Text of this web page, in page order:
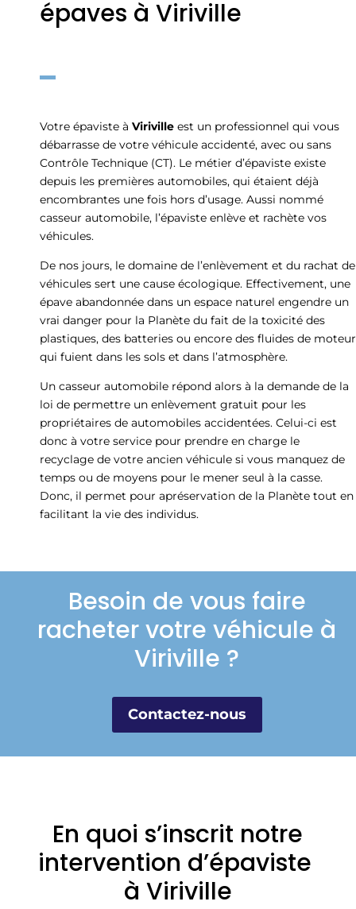
épaves à Viriville
Votre épaviste à Viriville est un professionnel qui vous
débarrasse de votre véhicule accidenté, avec ou sans
Contrôle Technique (CT). Le métier d’épaviste existe
depuis les premières automobiles, qui étaient déjà
encombrantes une fois hors d’usage. Aussi nommé
casseur automobile, l’épaviste enlève et rachète vos
véhicules.
De nos jours, le domaine de l’enlèvement et du rachat de
véhicules sert une cause écologique. Effectivement, une
épave abandonnée dans un espace naturel engendre un
vrai danger pour la Planète du fait de la toxicité des
plastiques, des batteries ou encore des fluides de moteur
qui fuient dans les sols et dans l’atmosphère.
Un casseur automobile répond alors à la demande de la
loi de permettre un enlèvement gratuit pour les
propriétaires de automobiles accidentées. Celui-ci est
donc à votre service pour prendre en charge le
recyclage de votre ancien véhicule si vous manquez de
temps ou de moyens pour le mener seul à la casse.
Donc, il permet pour apréservation de la Planète tout en
facilitant la vie des individus.
Besoin de vous faire
racheter votre véhicule à
Viriville ?
Contactez-nous
En quoi s’inscrit notre
intervention d’épaviste
à Viriville